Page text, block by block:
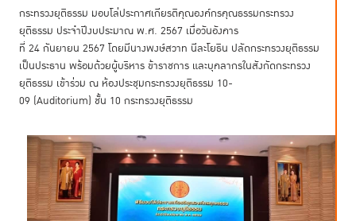
กระทรวงยุติธรรม มอบโล่ประกาศเกียรติคุณองค์กรคุณธรรมกระทรวง
ยุติธรรม ประจำปีงบประมาณ พ.ศ. 2567 เมื่อวันอังคาร
ที่ 24 กันยายน 2567 โดยมีนางพงษ์สวาท นีละโยธิน ปลัดกระทรวงยุติธรรม
เป็นประธาน พร้อมด้วยผู้บริหาร ข้าราชการ และบุคลากรในสังกัดกระทรวง
ยุติธรรม เข้าร่วม ณ ห้องประชุมกระทรวงยุติธรรม 10-
09 (Auditorium) ชั้น 10 กระทรวงยุติธรรม